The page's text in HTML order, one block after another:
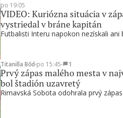
Futbalisti Interu napokon nezískali ani
VIDEO: Kuriózna situácia v
vystriedal v bráne kapitán
po 19:05
Rimavská Sobota odohrala prvý
Prvý zápas malého mesta v
bol štadión uzavretý
Titanilla Bőd∙po 15:45∙ 1